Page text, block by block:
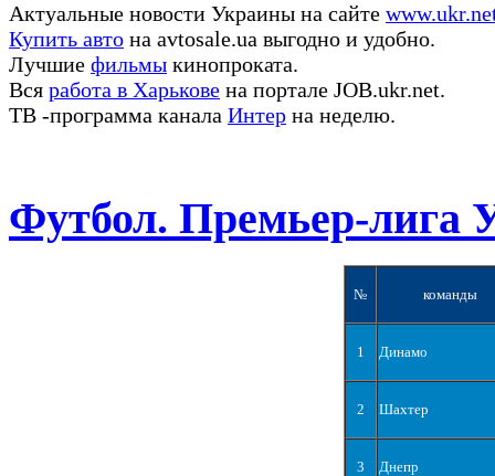
Актуальные новости Украины на сайте
Купить авто на avtosale.ua выгодно и удобно.
Лучшие фильмы кинопроката.
Вся работа в Харькове на портале JOB.ukr.net.
ТВ -программа канала Интер на неделю.
Футбол. Премьер-лига
№ команды
1 Динамо
2 Шахтер
3 Днепр